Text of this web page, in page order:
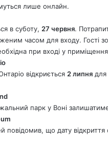
лише онлайн.
в суботу, 27 червня.
часом для входу. Гості
при вході у
відкриється 2 липня
парк у Воні
повідомив, що дату відкриття